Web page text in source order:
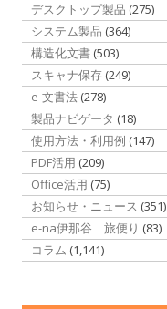
デスクトップ製品 (275)
システム製品 (364)
構造化文書 (503)
スキャナ保存 (249)
e-文書法 (278)
製品ナビゲータ (18)
使用方法・利用例 (147)
PDF活用 (209)
Office活用 (75)
お知らせ・ニュース (351)
e-na伊那谷 旅便り (83)
コラム (1,141)